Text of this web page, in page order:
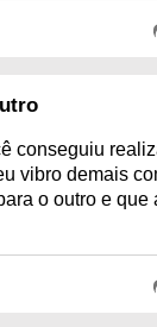
conseguiu
vibro demais
o outro e que